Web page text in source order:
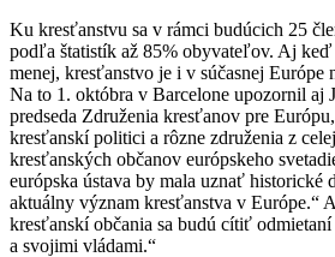
Ku kresťanstvu sa v rámci budúcich 25
podľa štatistík až 85% obyvateľov. Aj
menej, kresťanstvo je i v súčasnej Európe
Na to 1. októbra v Barcelone upozornil aj
predseda Združenia kresťanov pre
kresťanskí politici a rôzne združenia z
kresťanských občanov európskeho
európska ústava by mala uznať historické
aktuálny význam kresťanstva v Európe.“
kresťanskí občania sa budú cítiť
a svojimi vládami.“